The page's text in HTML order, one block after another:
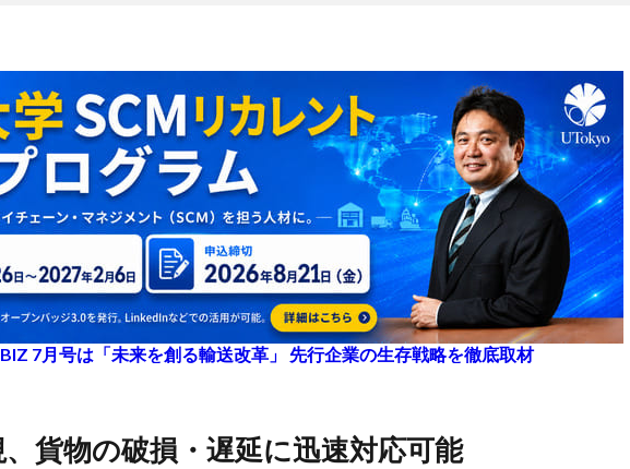
7月号は「未来を創る輸送改革」 先行企業の生存戦略を徹底取材
、貨物の破損・遅延に迅速対応可能